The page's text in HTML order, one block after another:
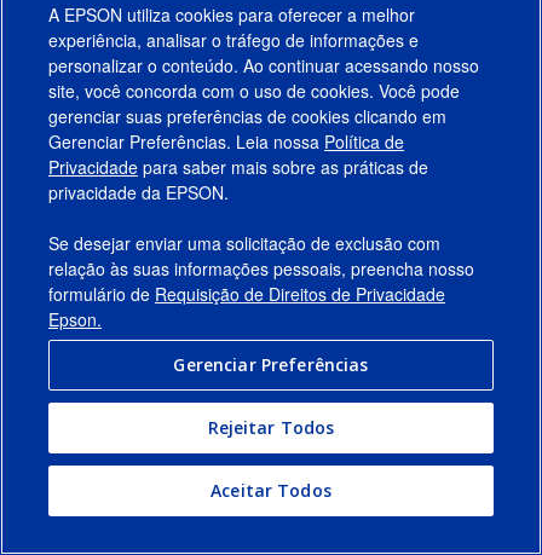
Produtos
Suporte
Links Sugeridos
Empresa
Conecte-se com a Epson
Termos de Uso
A EPSON utiliza cookies para oferecer a melhor
experiência, analisar o tráfego de informações e
personalizar o conteúdo. Ao continuar acessando nosso
site, você concorda com o uso de cookies. Você pode
gerenciar suas preferências de cookies clicando em
Gerenciar Preferências. Leia nossa Política de
Privacidade para saber mais sobre as práticas de
privacidade da EPSON.
Se desejar enviar uma solicitação de exclusão com
relação às suas informações pessoais, preencha nosso
formulário de Requisição de Direitos de Privacidade
Epson.
Gerenciar Preferências
Rejeitar Todos
Aceitar Todos